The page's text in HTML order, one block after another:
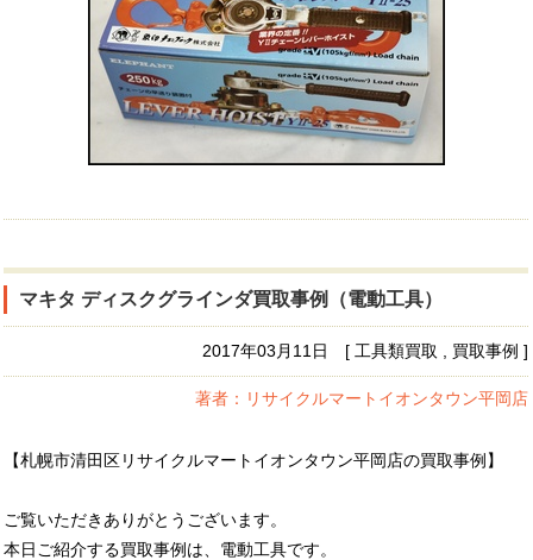
マキタ ディスクグラインダ買取事例（電動工具）
2017年03月11日 [ 工具類買取 , 買取事例 ]
著者：リサイクルマートイオンタウン平岡店
【札幌市清田区リサイクルマートイオンタウン平岡店の買取事例】
ご覧いただきありがとうございます。
本日ご紹介する買取事例は、電動工具です。